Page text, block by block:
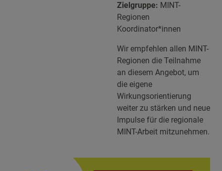
Zielgruppe: MINT-
Regionen
Koordinator*innen
Wir empfehlen allen MINT-
Regionen die Teilnahme
an diesem Angebot, um
die eigene
Wirkungsorientierung
weiter zu stärken und neue
Impulse für die regionale
MINT-Arbeit mitzunehmen.